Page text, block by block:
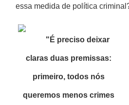
essa medida de política
" É preciso deixar
claras duas premissas:
primeiro, todos nós
queremos menos crimes